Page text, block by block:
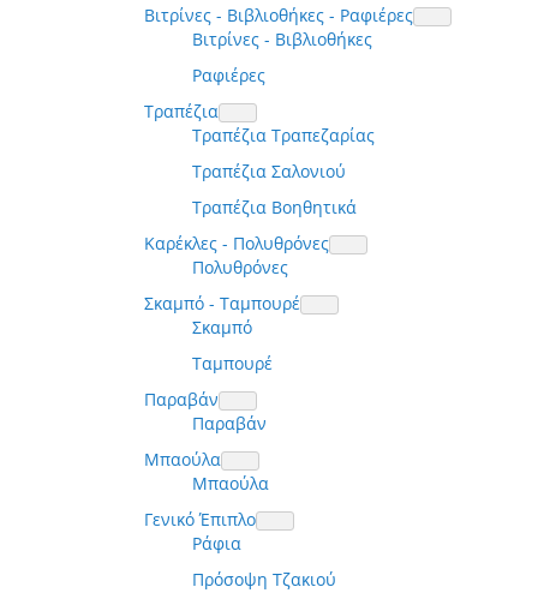
Βιτρίνες - Βιβλιοθήκες - Ραφιέρες
Βιτρίνες - Βιβλιοθήκες
Ραφιέρες
Τραπέζια
Τραπέζια Τραπεζαρίας
Τραπέζια Σαλονιού
Τραπέζια Βοηθητικά
Καρέκλες - Πολυθρόνες
Πολυθρόνες
Σκαμπό - Ταμπουρέ
Σκαμπό
Ταμπουρέ
Παραβάν
Παραβάν
Μπαούλα
Μπαούλα
Γενικό Έπιπλο
Ράφια
Πρόσοψη Τζακιού